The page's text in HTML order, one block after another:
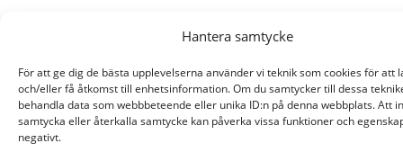
Hantera samtycke
För att ge dig de bästa upplevelserna använder vi teknik som cookies för att
och/eller få åtkomst till enhetsinformation. Om du samtycker till dessa
behandla data som webbbeteende eller unika ID:n på denna webbplats. Att
samtycka eller återkalla samtycke kan påverka vissa funktioner och
negativt.